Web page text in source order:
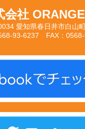
会社
愛知県春日井市白山
93-6237 FAX：